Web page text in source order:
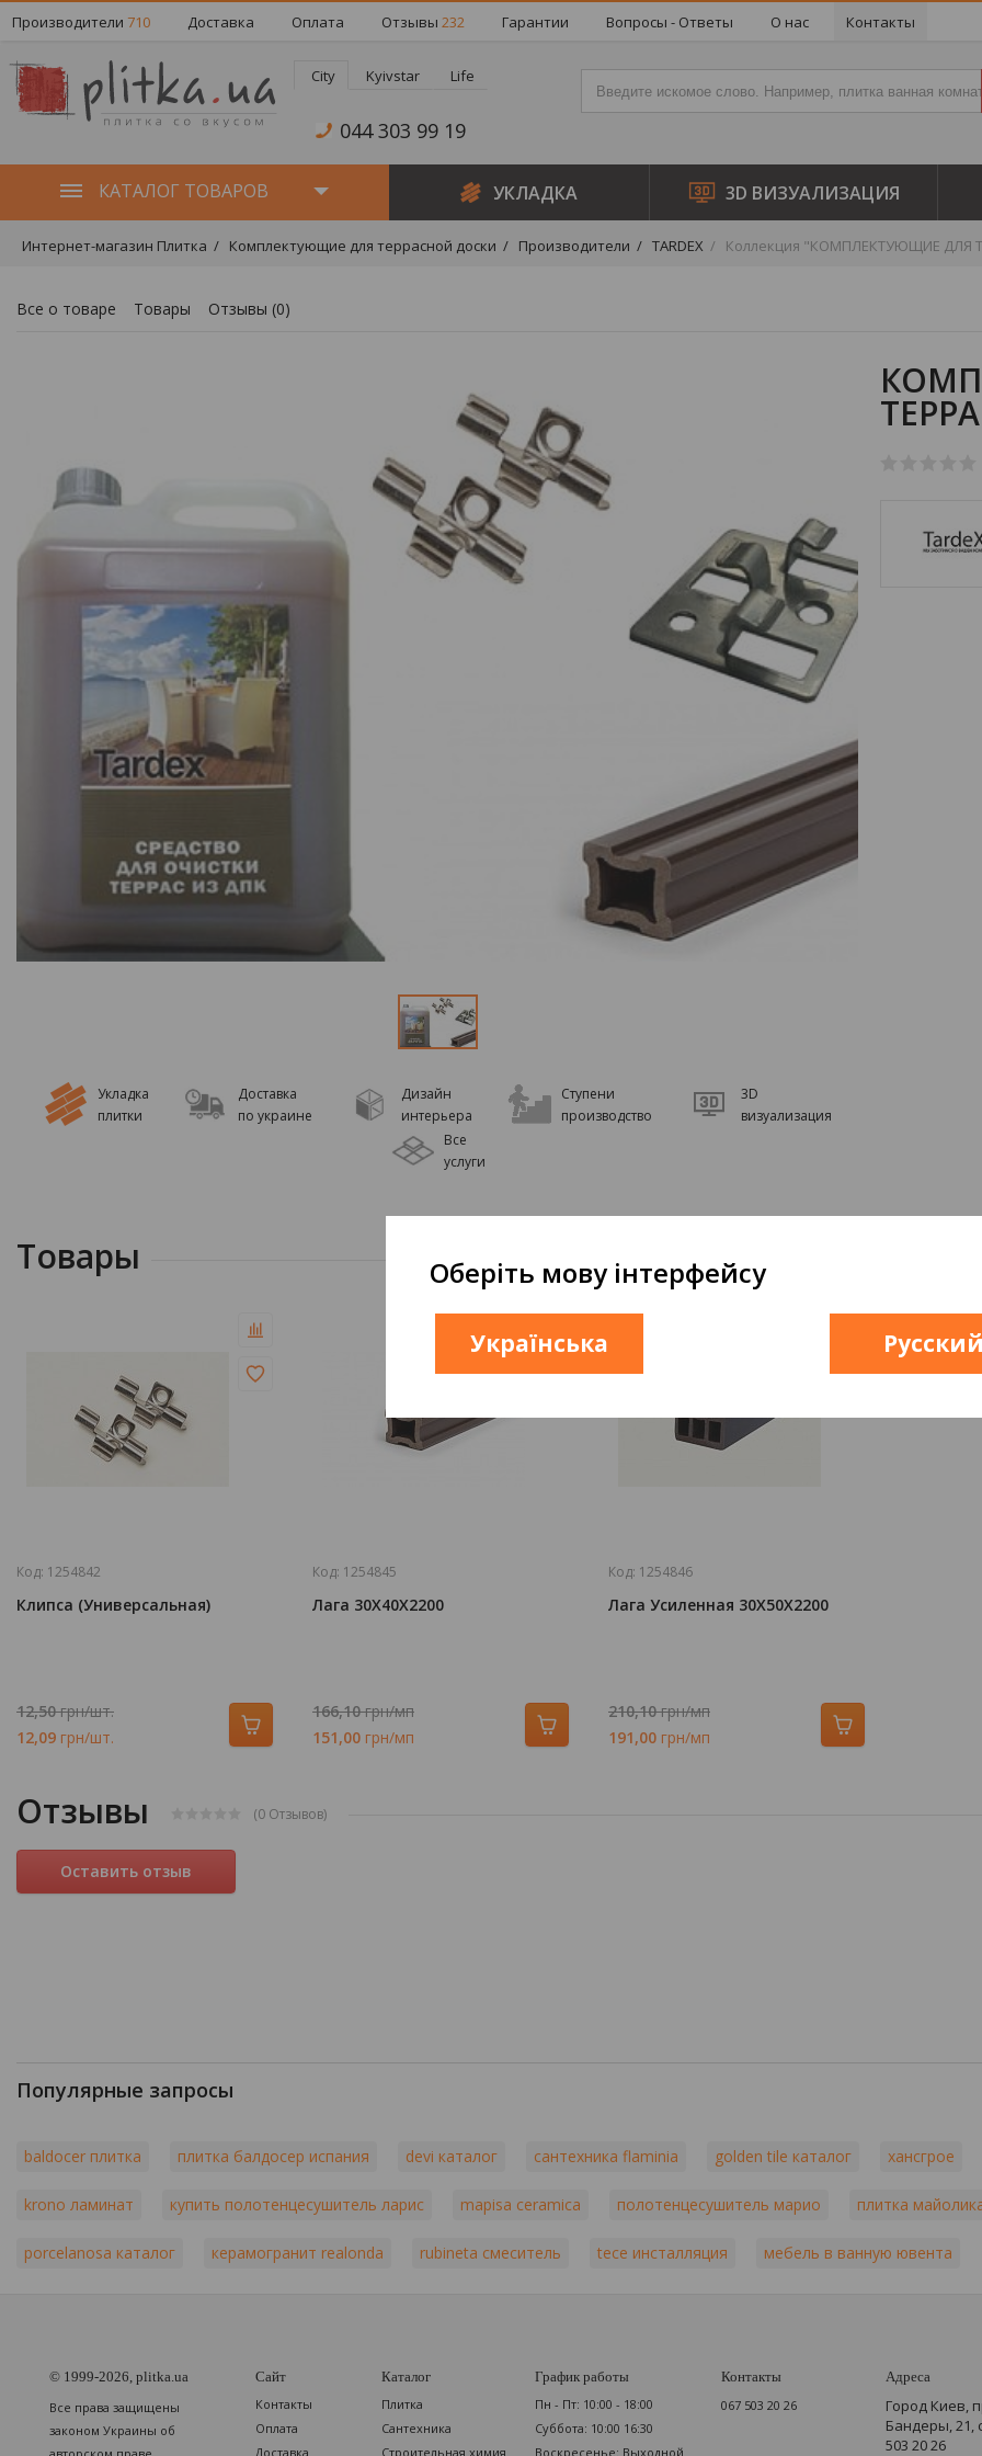
Производители 710 Доставка Оплата Отзывы 232 Гарантии Вопросы - Ответы О нас Контакты
City Kyivstar Life
044 303 99 19
КАТАЛОГ ТОВАРОВ УКЛАДКА 3D ВИЗУАЛИЗАЦИЯ
Интернет-магазин Плитка Комплектующие для террасной доски Производители TARDEX Коллекция "КОМПЛЕКТУЮЩИЕ ДЛЯ
Все о товаре Товары Отзывы (0)
Укладка
плитки
Доставка
по украине
Дизайн
интерьера
Ступени
производство
3D
визуализация
Все
услуги
Товары
Код: 1254842
Клипса (Универсальная)
12,50грн/шт.
12,09 грн/шт.
Код: 1254845
Лага 30Х40Х2200
166,10грн/мп
151,00 грн/мп
Код: 1254846
Лага Усиленная 30Х50Х2200
210,10грн/мп
191,00 грн/мп
Отзывы (0 Отзывов)
Оставить отзыв
Популярные запросы
baldocer плитка плитка балдосер испания devi каталог сантехника flaminia golden tile каталог хансгрое
krono ламинат купить полотенцесушитель ларис mapisa ceramica полотенцесушитель марио плитка
porcelanosa каталог керамогранит realonda rubineta смеситель tece инсталляция мебель в ванную ювента
© 1999-2026, plitka.ua
Все права защищены
законом Украины об
Сайт
Контакты
Оплата
Доставка
Каталог
Плитка
Сантехника
Строительная химия
График работы
Пн - Пт: 10:00 - 18:00
Суббота: 10:00 16:30
Воскресенье: Выходной
Контакты
067 503 20 26
Адреса
Город Киев,
Бандеры, 21,
503 20 26
Оберіть мову інтерфейсу
Українська